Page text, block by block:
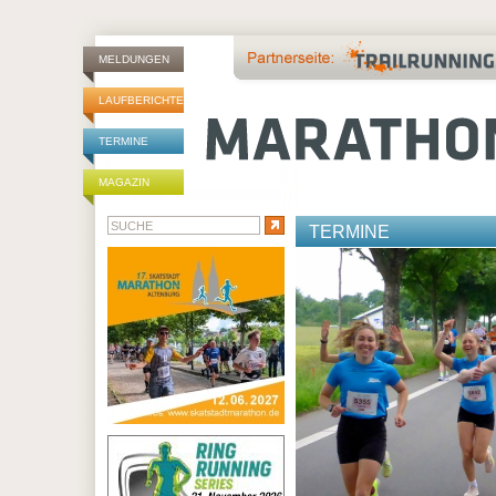
MELDUNGEN
LAUFBERICHTE
TERMINE
MAGAZIN
TERMINE